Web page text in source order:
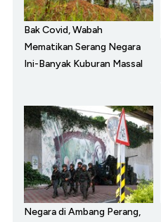
Bak Covid, Wabah
Mematikan Serang Negara
Ini-Banyak Kuburan Massal
Negara di Ambang Perang,